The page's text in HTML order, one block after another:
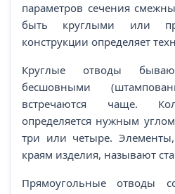
параметров сечения
быть круглыми или
конструкции определяет
Круглые отводы
бесшовными
встречаются чаще.
определяется нужным
три или четыре.
краям изделия, называют
Прямоугольные отводы